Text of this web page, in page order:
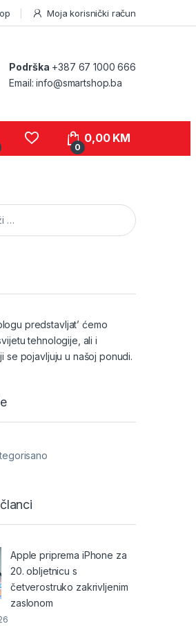
Moja korisnički račun
Podrška +387 67 1000 666
Email: info@smartshop.ba
0
0,00 KM
predstavljat’ ćemo
tehnologije, ali i
se pojavljuju u našoj ponudi.
Apple priprema iPhone za
20. obljetnicu s
četverostruko zakrivljenim
zaslonom